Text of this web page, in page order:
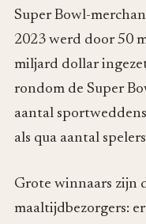
Super Bowl-
2023 werd door 50
miljard dollar
rondom de Super
aantal
als qua aantal
Grote winnaars zijn
maaltijdbezorgers: